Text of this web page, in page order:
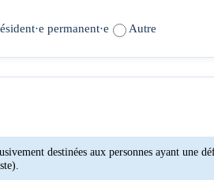
permanent·e Autre
destinées aux personnes ayant une